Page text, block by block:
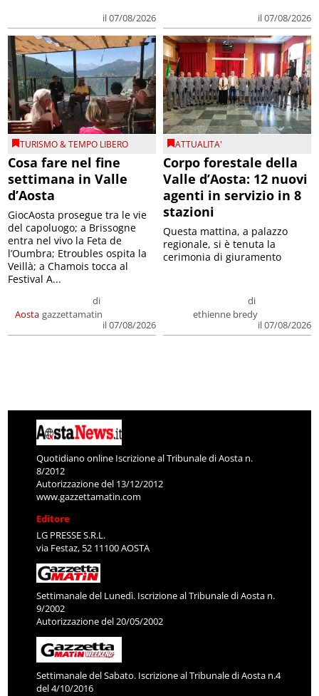
il 07/08/2026 il 07/08/2026
TURISMO & TEMPO LIBERO
Cosa fare nel fine
settimana in Valle
d’Aosta
Aosta
di
gazzettamatin
il 07/08/2026
GiocAosta prosegue tra le vie
del capoluogo; a Brissogne
entra nel vivo la Feta de
l’Oumbra; Etroubles ospita la
Veillà; a Chamois tocca al
Festival A...
ATTUALITA'
Corpo forestale della
Valle d’Aosta: 12 nuovi
agenti in servizio in 8
stazioni
di
ethienne bredy
il 07/08/2026
Questa mattina, a palazzo
regionale, si è tenuta la
cerimonia di giuramento
Quotidiano online Iscrizione al Tribunale di Aosta n.
8/2012
Autorizzazione del 13/12/2012
www.gazzettamatin.com
Editore
LG PRESSE S.R.L.
via Festaz, 52 11100 AOSTA
Settimanale del Lunedì. Iscrizione al Tribunale di Aosta n.
9/2002
Autorizzazione del 20/05/2002
Settimanale del Sabato. Iscrizione al Tribunale di Aosta n.4
del 4/10/2016